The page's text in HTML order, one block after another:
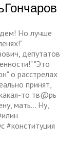
Но лучше
депутатов
"Это
о расстрелах
принят,
то тв@рь
мать... Ну,
#конституция